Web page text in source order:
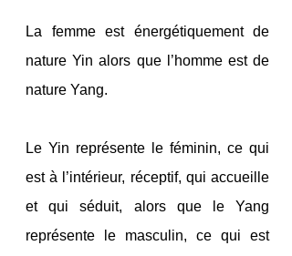
La femme est énergétiquement de
nature Yin alors que l’homme est de
nature Yang.
Le Yin représente le féminin, ce qui
est à l’intérieur, réceptif, qui accueille
et qui séduit, alors que le Yang
représente le masculin, ce qui est